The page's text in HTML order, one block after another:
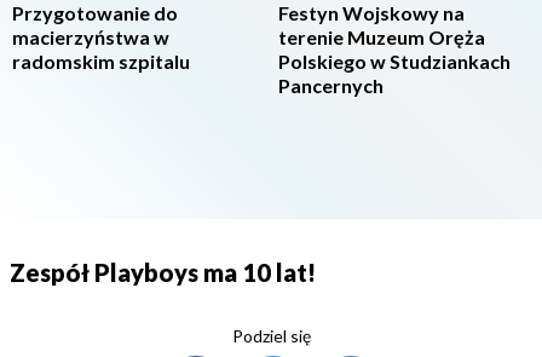
Przygotowanie do
macierzyństwa w
radomskim szpitalu
Festyn Wojskowy na
terenie Muzeum Oręża
Polskiego w Studziankach
Pancernych
Zespół Playboys ma 10 lat!
Podziel się